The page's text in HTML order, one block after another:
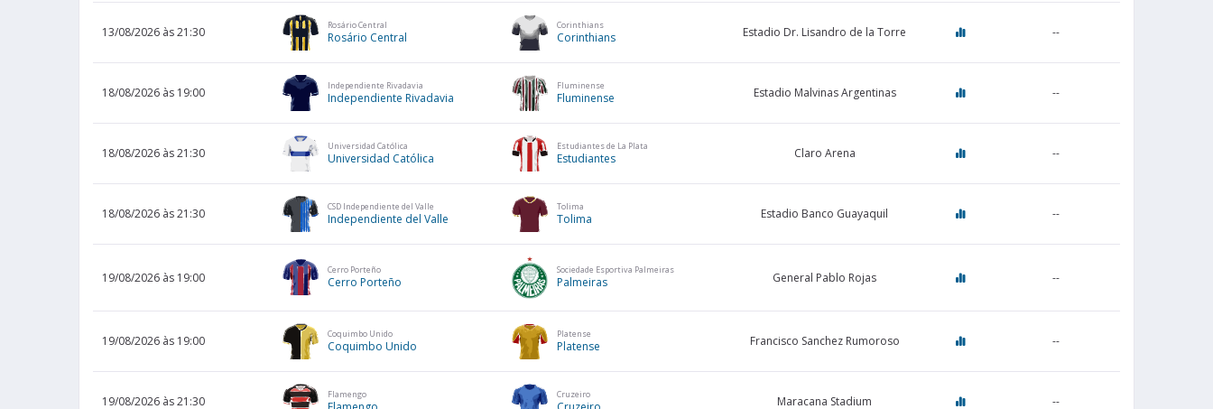
13/08/2026 às 21:30 Rosário Central
Rosário Central
Corinthians
Corinthians Estadio Dr. Lisandro de la Torre --
18/08/2026 às 19:00 Independiente Rivadavia
Independiente Rivadavia
Fluminense
Fluminense Estadio Malvinas Argentinas --
18/08/2026 às 21:30 Universidad Católica
Universidad Católica
Estudiantes de La Plata
Estudiantes Claro Arena --
18/08/2026 às 21:30 CSD Independiente del Valle
Independiente del Valle
Tolima
Tolima Estadio Banco Guayaquil --
19/08/2026 às 19:00
Cerro Porteño
Cerro Porteño
Sociedade Esportiva Palmeiras
Palmeiras General Pablo Rojas --
19/08/2026 às 19:00 Coquimbo Unido
Coquimbo Unido
Platense
Platense Francisco Sanchez Rumoroso --
19/08/2026 às 21:30 Flamengo Cruzeiro Maracana Stadium --